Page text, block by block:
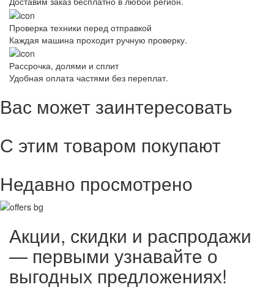
Проверка техники перед отправкой
Каждая машина проходит ручную проверку.
Рассрочка, долями и сплит
Удобная оплата частями без переплат.
Вас может заинтересовать
С этим товаром покупают
Недавно просмотрено
Акции, скидки и распродажи
— первыми узнавайте о
выгодных предложениях!